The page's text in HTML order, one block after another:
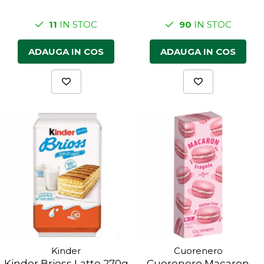
11 IN STOC
ADAUGA IN COS
90 IN STOC
ADAUGA IN COS
Kinder Cuorenero